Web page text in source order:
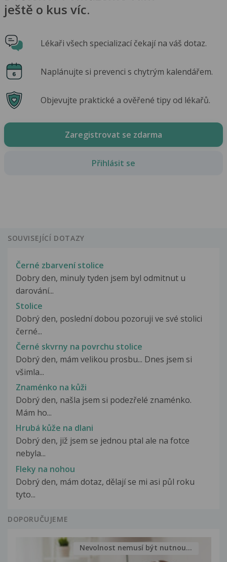
ještě o kus víc.
Lékaři všech specializací čekají na váš dotaz.
Naplánujte si prevenci s chytrým kalendářem.
Objevujte praktické a ověřené tipy od lékařů.
Zaregistrovat se zdarma
Přihlásit se
SOUVISEJÍCÍ DOTAZY
Černé zbarvení stolice
Dobry den, minuly tyden jsem byl odmitnut u
darování...
Stolice
Dobrý den, poslední dobou pozoruji ve své stolici
černé...
Černé skvrny na povrchu stolice
Dobrý den, mám velikou prosbu... Dnes jsem si
všimla...
Znaménko na kůži
Dobrý den, našla jsem si podezřelé znaménko.
Mám ho...
Hrubá kůže na dlani
Dobrý den, již jsem se jednou ptal ale na fotce
nebyla...
Fleky na nohou
Dobrý den, mám dotaz, dělají se mi asi půl roku
tyto...
DOPORUČUJEME
Nevolnost nemusí být nutnou...